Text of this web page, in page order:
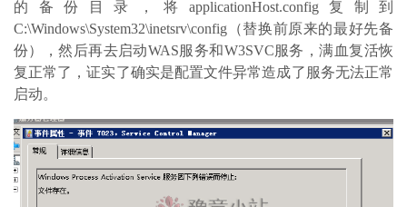
的备份目录，将applicationHost.config复制到
C:\Windows\System32\inetsrv\config（替换前原来的最好先备
份），然后再去启动WAS服务和W3SVC服务，满血复活恢
复正常了，证实了确实是配置文件异常造成了服务无法正常
启动。